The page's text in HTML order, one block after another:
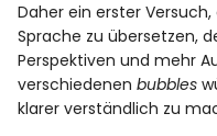
Daher ein erster
Sprache zu übersetzen,
Perspektiven und mehr
verschiedenenbubbles
klarer verständlich zu